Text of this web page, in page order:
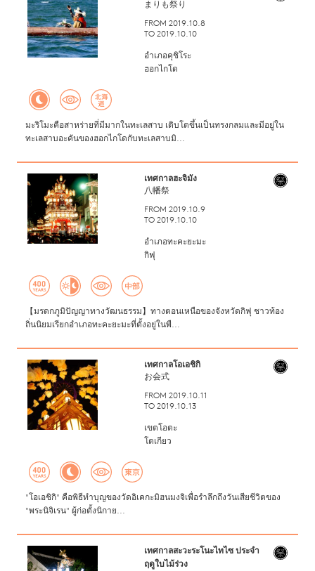
まりも祭り
FROM 2019.10.8
TO 2019.10.10
อำเภอคุชิโระ
ฮอกไกโด
มะริโมะคือสาหร่ายที่มีมากในทะเลสาบ เติบโตขึ้นเป็นทรงกลมและมีอยู่ใน
ทะเลสาบอะคันของฮอกไกโดกับทะเลสาบมิ...
เทศกาลฮะจิมัง
八幡祭
FROM 2019.10.9
TO 2019.10.10
อำเภอทะคะยะมะ
กิฟุ
【มรดกภูมิปัญญาทางวัฒนธรรม】ทางตอนเหนือของจังหวัดกิฟุ ชาวท้อง
ถิ่นนิยมเรียกอำเภอทะคะยะมะที่ตั้งอยู่ในพื...
เทศกาลโอเอชิกิ
お会式
FROM 2019.10.11
TO 2019.10.13
เขตโอตะ
โตเกียว
"โอเอชิกิ" คือพิธีทำบุญของวัดอิเคกะมิฮนมงจิเพื่อรำลึกถึงวันเสียชีวิตของ
"พระนิจิเรน" ผู้ก่อตั้งนิกาย...
เทศกาลสะวะระโนะไทไซ ประจำ
ฤดูใบไม้ร่วง